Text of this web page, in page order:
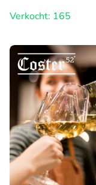
Verkocht: 165